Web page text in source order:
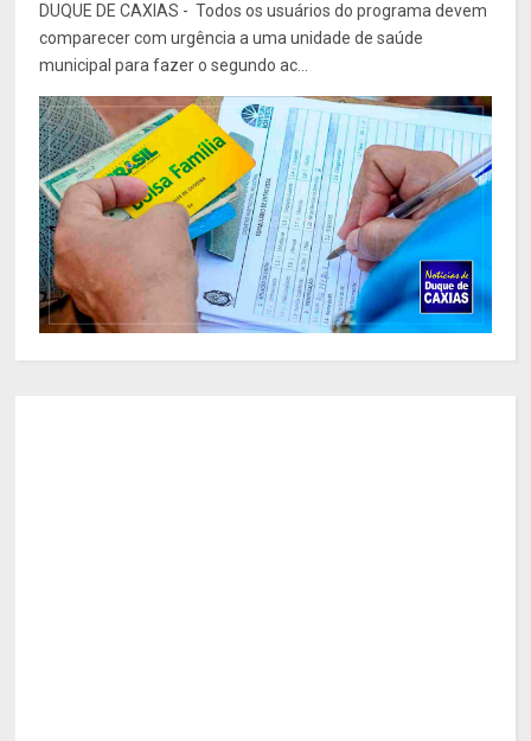
DUQUE DE CAXIAS - Todos os usuários do programa devem
comparecer com urgência a uma unidade de saúde
municipal para fazer o segundo ac...